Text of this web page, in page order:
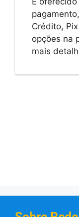
Crédito,
opções na
mais